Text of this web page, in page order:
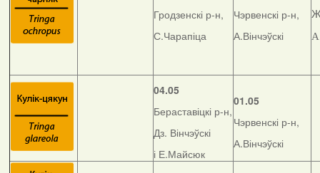
Гродзенскі р-н,
С.Чарапіца
Чэрвенскі р-н,
А.Вінчэўскі
04.05
Бераставіцкі р-н,
Дз. Вінчэўскі
і Е.Майсюк
01.05
Чэрвенскі р-н,
А.Вінчэўскі